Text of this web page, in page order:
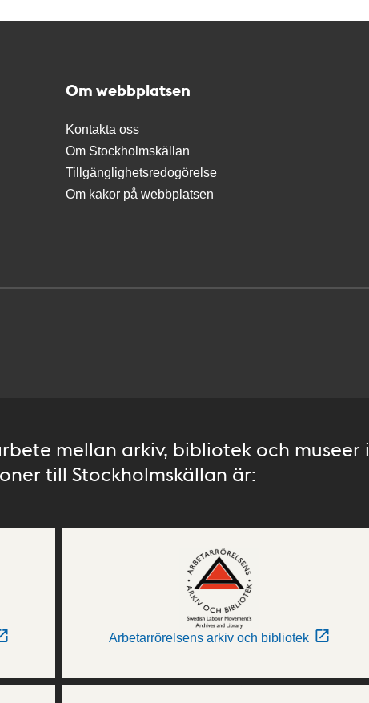
Om webbplatsen
Kontakta oss
Om Stockholmskällan
Tillgänglighetsredogörelse
Om kakor på webbplatsen
mellan arkiv, bibliotek och museer i
till Stockholmskällan är:
Arbetarrörelsens arkiv och bibliotek